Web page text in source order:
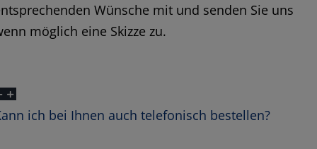
Wünsche mit und senden Sie uns
möglich eine Skizze zu.
ich bei Ihnen auch telefonisch bestellen?